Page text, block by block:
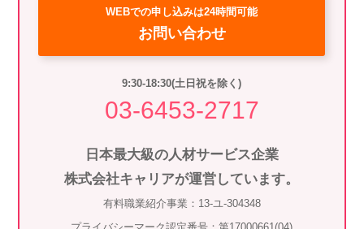
介護・看護のお仕事について
利用者の声
WEB勤怠
支店連絡先一覧
WEBでの申し込みは24時間可能
お問い合わせ
9:30-18:30(土日祝を除く)
03-6453-2717
日本最大級の人材サービス企業
株式会社キャリアが運営しています。
有料職業紹介事業：13-ユ-304348